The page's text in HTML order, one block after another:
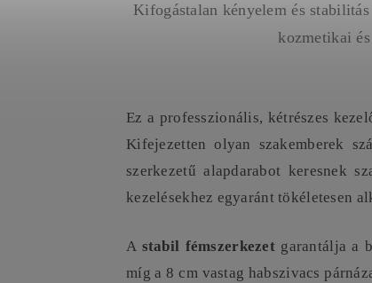
Kifogástalan kényelem és
kozmetikai és
Ez a professzionális, kétrészes
Kifejezetten olyan szakemberek
szerkezetű alapdarabot keresnek
kezelésekhez egyaránt tökéletesen
A stabil fémszerkezetgarantálja a
míg a 8 cm vastag habszivacs